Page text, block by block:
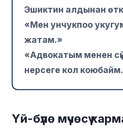
Эшиктин алдынан
«Мен унчукпоо
жатам.»
«Адвокатым менен
нерсеге кол
Үй-бүлө мүчөсү